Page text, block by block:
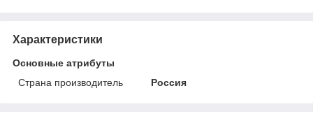
Характеристики
Основные атрибуты
Страна производитель
Россия